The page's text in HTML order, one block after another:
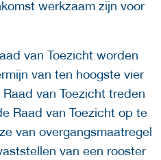
werkzaam zijn voor
van Toezicht worden
van ten hoogste vier
van Toezicht treden
Raad van Toezicht op te
van overgangsmaatregel
van een rooster